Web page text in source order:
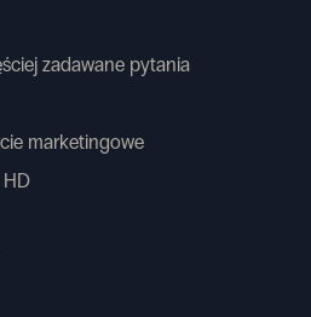
zadawane pytania
marketingowe